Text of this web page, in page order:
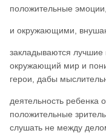
положительные
и окружающими,
закладываются лучшие
окружающий мир и
герои, дабы
деятельность ребенка
положительные
слушать не между